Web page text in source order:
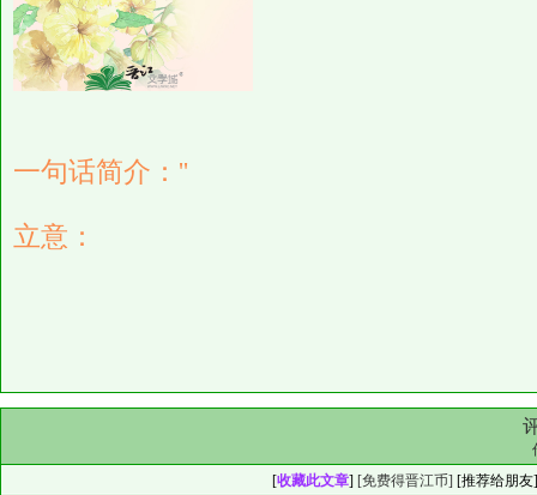
一句话简介：''
立意：
[收藏此文章] [免费得晋江币] [推荐给朋友